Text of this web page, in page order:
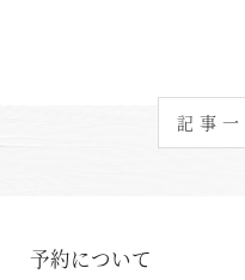
記事
予約について